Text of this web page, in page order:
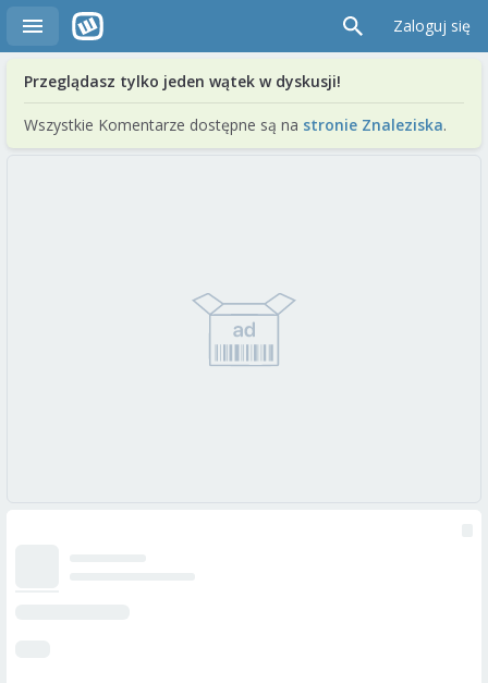
Zaloguj się
Przeglądasz tylko jeden wątek w dyskusji!
Wszystkie Komentarze dostępne są na stronie Znaleziska.